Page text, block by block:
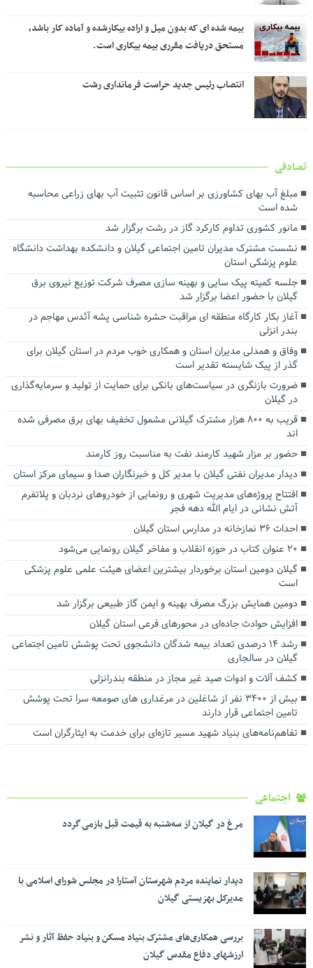
بیمه شده ای که بدون میل و اراده بیکارشده و آماده کار باشد،
مستحق دریافت مقرری بیمه بیکاری است.
انتصاب رئیس جدید حراست فرمانداری رشت
تصادفی
مبلغ آب بهای کشاورزی بر اساس قانون تثبیت آب بهای زراعی محاسبه
شده است
مانور کشوری تداوم کارکرد گاز در رشت برگزار شد
نشست مشترک مدیران تامین اجتماعی گیلان و دانشکده بهداشت دانشگاه
علوم پزشکی استان
جلسه کمیته پیک سایی و بهینه سازی مصرف شرکت توزیع نیروی برق
گیلان با حضور اعضا برگزار شد
آغاز بکار کارگاه منطقه ای مراقبت حشره شناسی پشه آئدس مهاجم در
بندر انزلی
وفاق و همدلی مدیران استان و همکاری خوب مردم در استان گیلان برای
گذر از پیک شایسته تقدیر است
ضرورت بازنگری در سیاست‌های بانکی برای حمایت از تولید و سرمایه‌گذاری
در گیلان
قریب به ۸۰۰ هزار مشترک گیلانی مشمول تخفیف بهای برق مصرفی شده
اند
حضور بر مزار شهید کارمند نفت به مناسبت روز کارمند
دیدار مدیران نفتی گیلان با مدیر کل و خبرنگاران صدا و سیمای مرکز استان
افتتاح پروژه‌های مدیریت شهری و رونمایی از خودروهای نردبان و پلاتفرم
آتش نشانی در ایام الله دهه فجر
احداث ۳۶ نمازخانه در مدارس استان گیلان
۲۰ عنوان کتاب در حوزه انقلاب و مفاخر گیلان رونمایی می‌شود
گیلان دومین استان برخوردار بیشترین اعضای هیئت علمی علوم پزشکی
است
دومین همایش بزرگ مصرف بهینه و ایمن گاز طبیعی برگزار شد
افزایش حوادث جاده‌ای در محورهای فرعی استان گیلان
رشد ۱۴ درصدی تعداد بیمه شدگان دانشجوی تحت پوشش تامین اجتماعی
گیلان در سالجاری
کشف آلات و ادوات صید غیر مجاز در منطقه بندرانزلی
بیش از ۳۴۰۰ نفر از شاغلین در مرغداری های صومعه سرا تحت پوشش
تامین اجتماعی قرار دارند
تفاهم‌نامه‌های بنیاد شهید مسیر تازه‌ای برای خدمت به ایثارگران است
اجتماعی
مرغ در گیلان از سه‌شنبه به قیمت قبل بازمی گردد
دیدار نماینده مردم شهرستان آستارا در مجلس شورای اسلامی با
مدیرکل بهزیستی گیلان
بررسی همکاری‌های مشترک بنیاد مسکن و بنیاد حفظ آثار و نشر
ارزشهای دفاع مقدس گیلان